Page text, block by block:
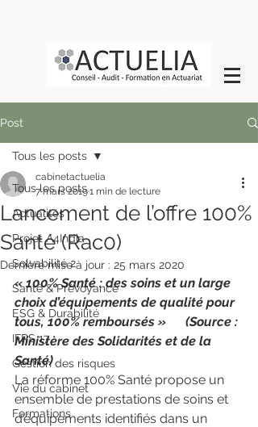
Post
Tous les posts
Actualités
Projet A4India
Solvabilité 2
Santé & Prévoyance
ESG & Durabilité
IFRS 17
Gestion des risques
Vie du cabinet
Formations
Tous les posts
Lancement de l’offre 100%
Santé (Rac0)
cabinetactuelia
7 mars 20191 min de lecture
Dernière mise à jour : 25 mars 2020
« 100% Santé : des soins et un large
choix d’équipements de qualité pour
tous, 100% remboursés »      (Source :
Ministère des Solidarités et de la
Santé)
La réforme 100% Santé propose un
ensemble de prestations de soins et
d’équipements identifiés dans un